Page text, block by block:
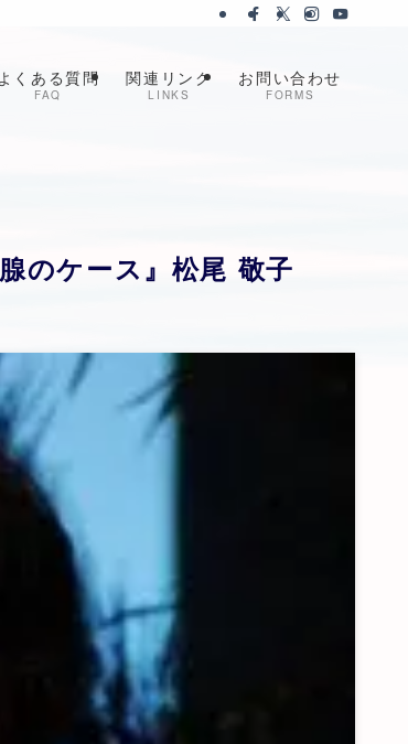
くある質問
FAQ
関連リンク
LINKS
お問い合わせ
FORMS
のケース』松尾 敬子